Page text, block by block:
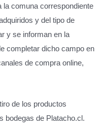
la comuna correspondiente
y del tipo de
y se informan en la
completar dicho campo en
de compra online,
de los productos
bodegas de Platacho.cl.